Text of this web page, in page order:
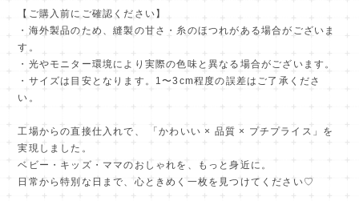
【ご購入前にご確認ください】
・海外製品のため、縫製の甘さ・糸のほつれがある場合がございま
す。
・光やモニター環境により実際の色味と異なる場合がございます。
・サイズは目安となります。1〜3cm程度の誤差はご了承くださ
い。
工場からの直接仕入れで、 「かわいい × 品質 × プチプライス」を
実現しました。
ベビー・キッズ・ママのおしゃれを、もっと身近に。
日常から特別な日まで、心ときめく一枚を見つけてください♡